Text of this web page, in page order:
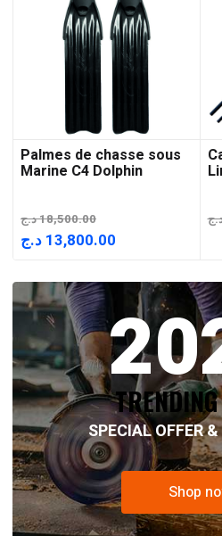
Palmes de chasse sous
Marine C4 Dolphin
18,500.00د.ج
Le
initial
était :
18,500.00 د.ج.
13,800.00 د.ج
actuel
est :
13,800.00 د.ج.
SPECIAL OFFER
Shop